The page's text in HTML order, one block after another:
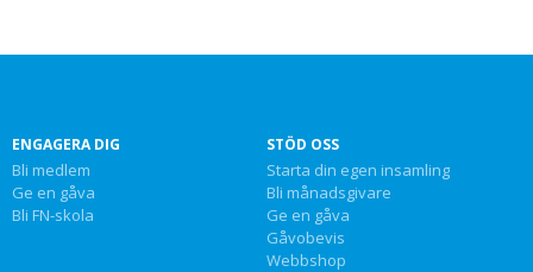
ENGAGERA DIG
Bli medlem
Ge en gåva
Bli FN-skola
STÖD OSS
Starta din egen insamling
Bli månadsgivare
Ge en gåva
Gåvobevis
Webbshop